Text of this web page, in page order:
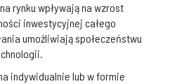
rynku wpływają na wzrost
inwestycyjnej całego
umożliwiają społeczeństwu
indywidualnie lub w formie